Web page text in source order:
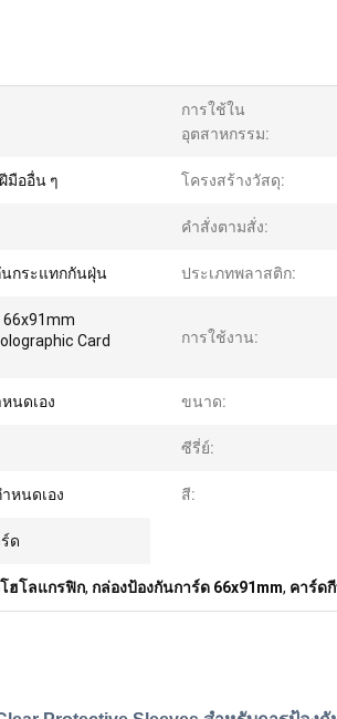
การใช้ใน
อุตสาหกรรม:
มืออื่น ๆ โครงสร้างวัสดุ:
คําสั่งตามสั่ง:
กระแทกกันฝุ่น ประเภทพลาสติก:
Card
การใช้งาน:
นดเอง ขนาด:
ซีรี่ย์:
หนดเอง สี:
ด
ฮโลแกรฟิก, กล่องป้องกันการ์ด 66x91mm, คาร์ด